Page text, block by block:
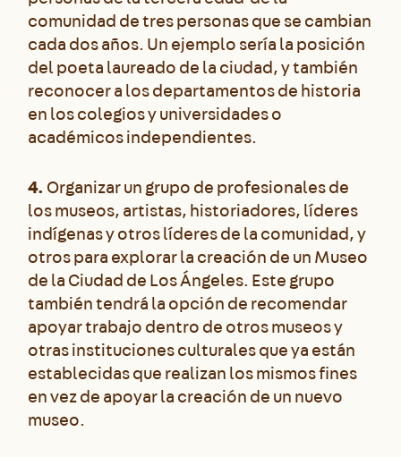
comunidad de tres personas que se cambian
cada dos años. Un ejemplo sería la posición
del poeta laureado de la ciudad, y también
reconocer a los departamentos de historia
en los colegios y universidades o
académicos independientes.
4.Organizar un grupo de profesionales de
los museos, artistas, historiadores, líderes
indígenas y otros líderes de la comunidad, y
otros para explorar la creación de un Museo
de la Ciudad de Los Ángeles. Este grupo
también tendrá la opción de recomendar
apoyar trabajo dentro de otros museos y
otras instituciones culturales que ya están
establecidas que realizan los mismos fines
en vez de apoyar la creación de un nuevo
museo.